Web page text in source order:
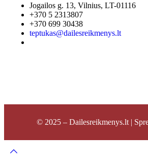
Jogailos g. 13, Vilnius, LT-01116
+370 5 2313807
+370 699 30438
teptukas@dailesreikmenys.lt
© 2025 – Dailesreikmenys.lt |